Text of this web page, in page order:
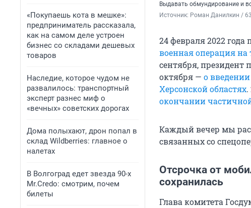
«Покупаешь кота в мешке»:
предприниматель рассказала,
как на самом деле устроен
бизнес со складами дешевых
товаров
Наследие, которое чудом не
развалилось: транспортный
эксперт разнес миф о
«вечных» советских дорогах
Дома полыхают, дрон попал в
склад Wildberries: главное о
налетах
В Волгоград едет звезда 90-х
Mr.Credo: смотрим, почем
билеты
Выдавать обмундирование и
Источник: Роман Данилкин /
24 февраля 2022
военная операция
сентября, президент
октября — о
Херсонской областях
окончании
Каждый вечер мы
связанных со
Отсрочка от
сохранилась
Глава комитета